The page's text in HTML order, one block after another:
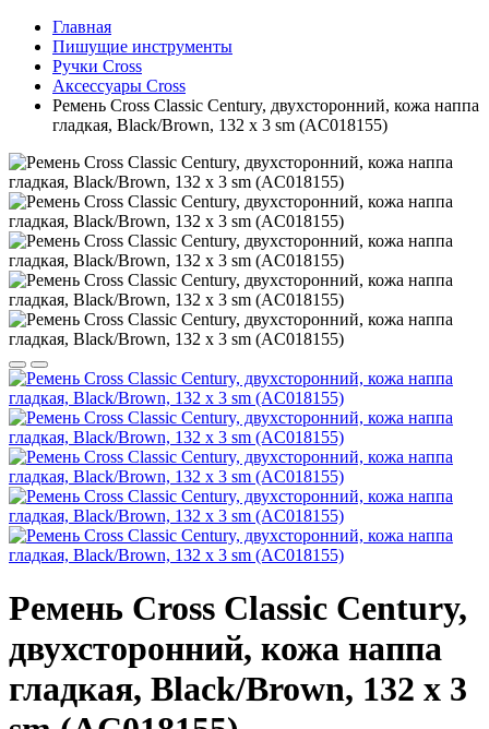
Главная
Пишущие инструменты
Ручки Cross
Аксессуары Cross
Ремень Cross Classic Century, двухсторонний, кожа наппа
гладкая, Black/Brown, 132 х 3 sm (AC018155)
Ремень Cross Classic Century,
двухсторонний, кожа наппа
гладкая, Black/Brown, 132 х 3